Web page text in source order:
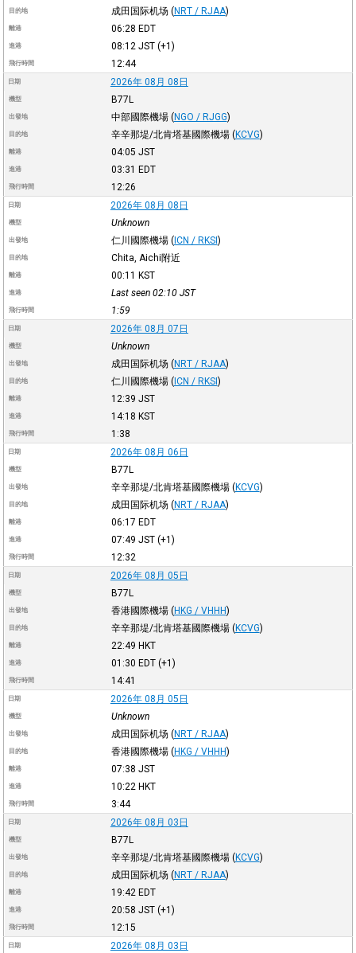
目的地 成田国际机场 (NRT / RJAA)
離港 06:28 EDT
進港 08:12 JST(+1)
飛行時間 12:44
日期 2026年 08月 08日
機型 B77L
出發地 中部國際機場 (NGO / RJGG)
目的地 辛辛那堤/北肯塔基國際機場 (KCVG)
離港 04:05 JST
進港 03:31 EDT
飛行時間 12:26
日期 2026年 08月 08日
機型 Unknown
出發地 仁川國際機場 (ICN / RKSI)
目的地 Chita, Aichi附近
離港 00:11 KST
進港 Last seen 02:10 JST
飛行時間 1:59
日期 2026年 08月 07日
機型 Unknown
出發地 成田国际机场 (NRT / RJAA)
目的地 仁川國際機場 (ICN / RKSI)
離港 12:39 JST
進港 14:18 KST
飛行時間 1:38
日期 2026年 08月 06日
機型 B77L
出發地 辛辛那堤/北肯塔基國際機場 (KCVG)
目的地 成田国际机场 (NRT / RJAA)
離港 06:17 EDT
進港 07:49 JST(+1)
飛行時間 12:32
日期 2026年 08月 05日
機型 B77L
出發地 香港國際機場 (HKG / VHHH)
目的地 辛辛那堤/北肯塔基國際機場 (KCVG)
離港 22:49 HKT
進港 01:30 EDT(+1)
飛行時間 14:41
日期 2026年 08月 05日
機型 Unknown
出發地 成田国际机场 (NRT / RJAA)
目的地 香港國際機場 (HKG / VHHH)
離港 07:38 JST
進港 10:22 HKT
飛行時間 3:44
日期 2026年 08月 03日
機型 B77L
出發地 辛辛那堤/北肯塔基國際機場 (KCVG)
目的地 成田国际机场 (NRT / RJAA)
離港 19:42 EDT
進港 20:58 JST(+1)
飛行時間 12:15
日期 2026年 08月 03日